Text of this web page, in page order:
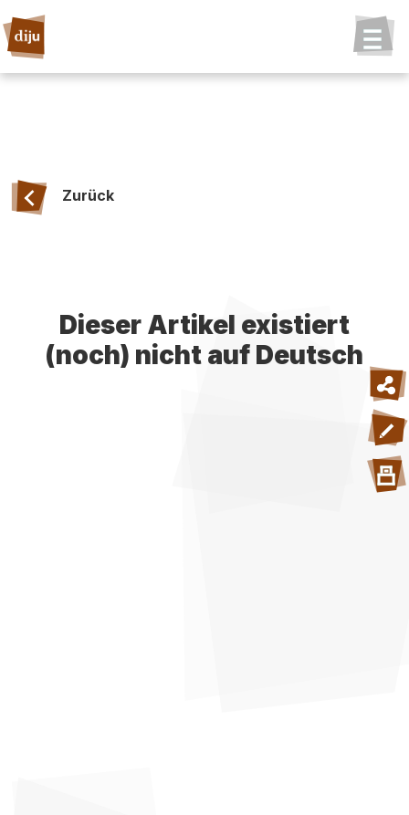
Zurück
Dieser Artikel existiert
(noch) nicht auf Deutsch